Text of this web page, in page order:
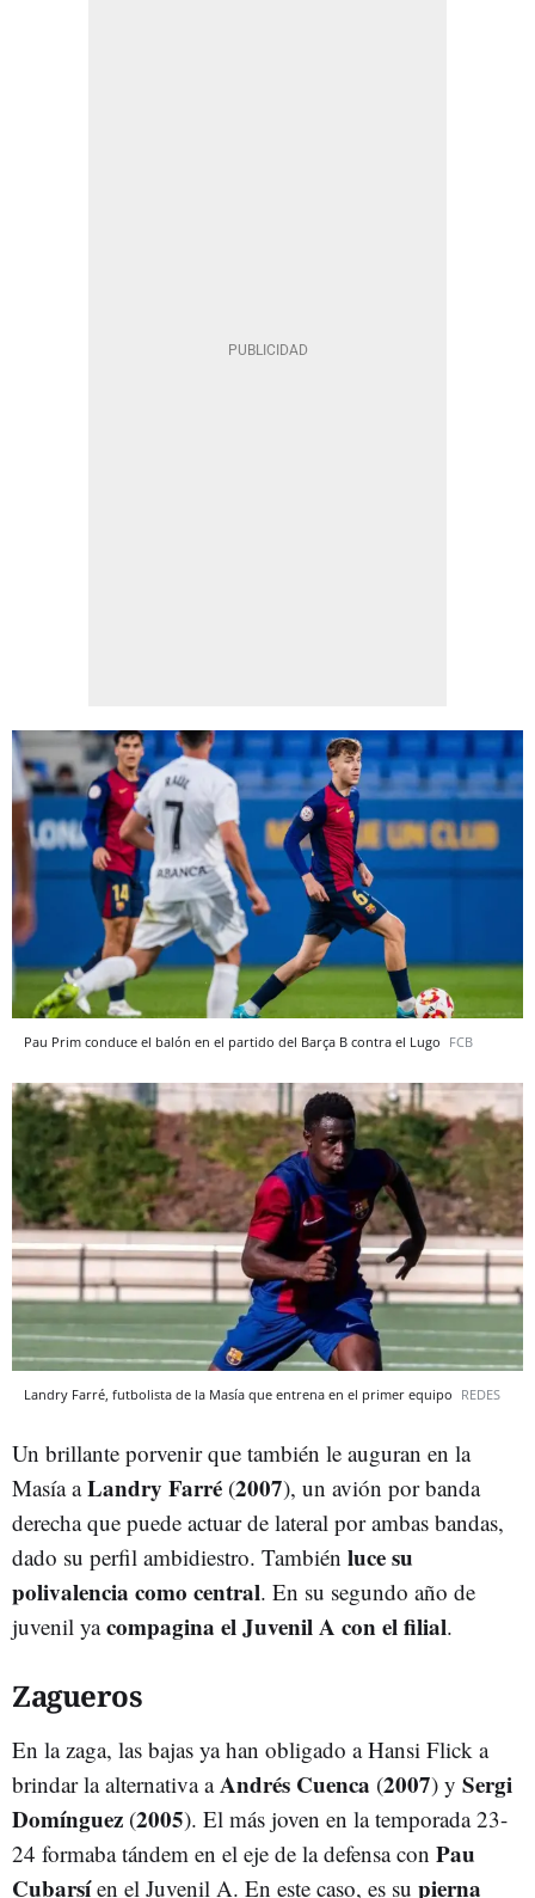
Pau Prim conduce el balón en el partido del Barça B contra el Lugo FCB
Landry Farré, futbolista de la Masía que entrena en el primer equipo REDES
Un brillante porvenir que también le auguran en la
Masía aLandry Farré (2007), un avión por banda
derecha que puede actuar de lateral por ambas bandas,
dado su perfil ambidiestro. También luce su
polivalencia como central. En su segundo año de
juvenil yacompagina el Juvenil A con el filial.
Zagueros
En la zaga, las bajas ya han obligado a Hansi Flick a
brindar la alternativa aAndrés Cuenca (2007) y Sergi
Domínguez (2005). El más joven en la temporada 23-
24 formaba tándem en el eje de la defensa con Pau
Cubarsíen el Juvenil A. En este caso, es su pierna